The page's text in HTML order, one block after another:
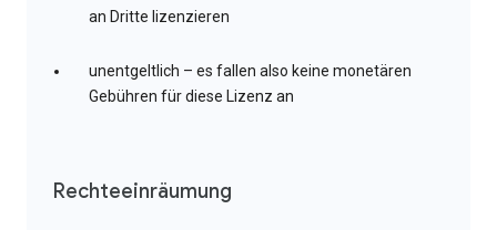
an Dritte lizenzieren
unentgeltlich – es fallen also keine monetären
Gebühren für diese Lizenz an
Rechteeinräumung